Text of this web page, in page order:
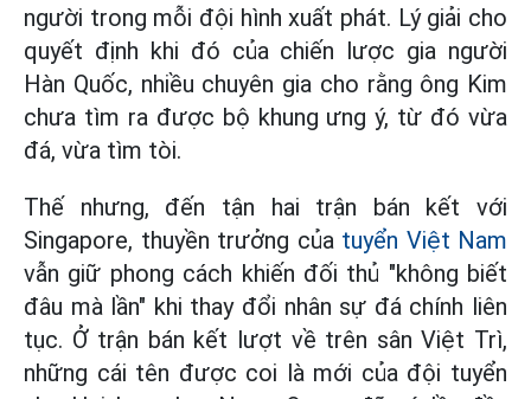
người trong mỗi đội hình xuất phát. Lý giải cho
quyết định khi đó của chiến lược gia người
Hàn Quốc, nhiều chuyên gia cho rằng ông Kim
chưa tìm ra được bộ khung ưng ý, từ đó vừa
đá, vừa tìm tòi.
Thế nhưng, đến tận hai trận bán kết với
Singapore, thuyền trưởng của tuyển Việt Nam
vẫn giữ phong cách khiến đối thủ "không biết
đâu mà lần" khi thay đổi nhân sự đá chính liên
tục. Ở trận bán kết lượt về trên sân Việt Trì,
những cái tên được coi là mới của đội tuyển